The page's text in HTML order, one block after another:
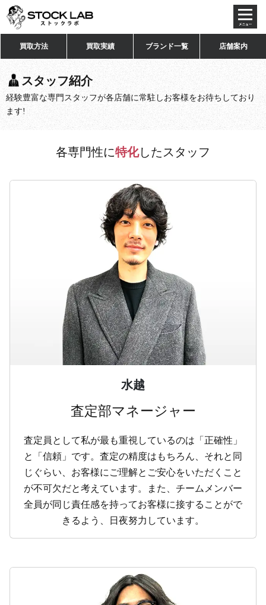
買取方法 買取実績 ブランド一覧 店舗案内
スタッフ紹介
経験豊富な専門スタッフが各店舗に常駐しお客様をお待ちしており
ます!
各専門性に特化したスタッフ
水越
査定部マネージャー
査定員として私が最も重視しているのは「正確性」
と「信頼」です。査定の精度はもちろん、それと同
じぐらい、お客様にご理解とご安心をいただくこと
が不可欠だと考えています。また、チームメンバー
全員が同じ責任感を持ってお客様に接することがで
きるよう、日夜努力しています。